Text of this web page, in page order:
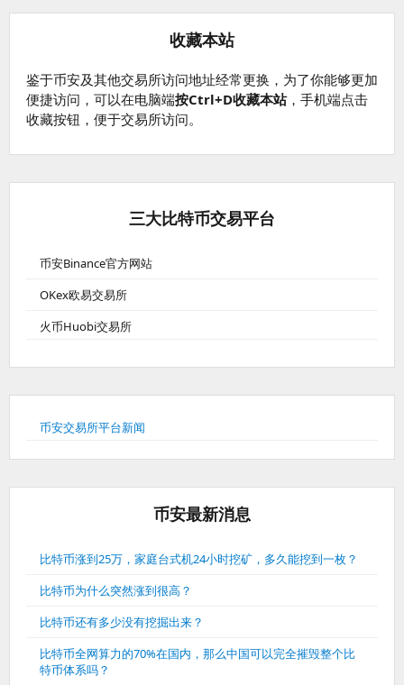
收藏本站
鉴于币安及其他交易所访问地址经常更换，为了你能够更加
便捷访问，可以在电脑端按Ctrl+D收藏本站，手机端点击
收藏按钮，便于交易所访问。
三大比特币交易平台
币安Binance官方网站
OKex欧易交易所
火币Huobi交易所
币安交易所平台新闻
币安最新消息
比特币涨到25万，家庭台式机24小时挖矿，多久能挖到一枚？
比特币为什么突然涨到很高？
比特币还有多少没有挖掘出来？
比特币全网算力的70%在国内，那么中国可以完全摧毁整个比
特币体系吗？